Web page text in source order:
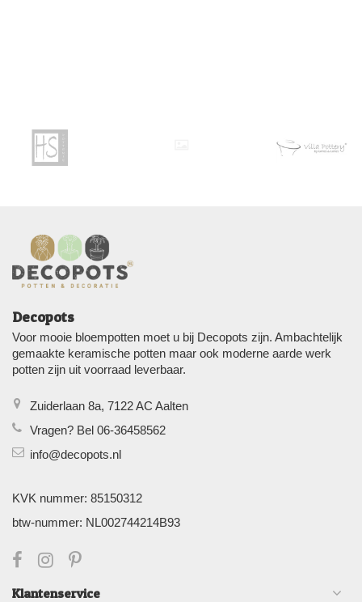
Decopots
Voor mooie bloempotten moet u bij Decopots zijn. Ambachtelijk
gemaakte keramische potten maar ook moderne aarde werk
potten zijn uit voorraad leverbaar.
Zuiderlaan 8a, 7122 AC Aalten
Vragen? Bel 06-36458562
info@decopots.nl
KVK nummer: 85150312
btw-nummer: NL002744214B93
Klantenservice